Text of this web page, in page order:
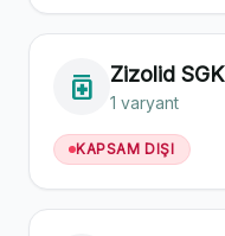
medication Zizolid
1 varyant
KAPSAM DIŞI